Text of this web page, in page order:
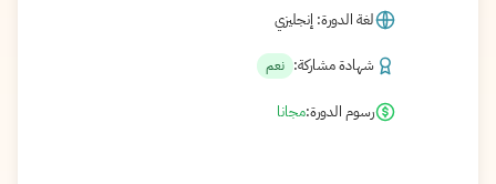
لغة الدورة: إنجليزي
شهادة مشاركة: نعم
رسوم الدورة:مجانا